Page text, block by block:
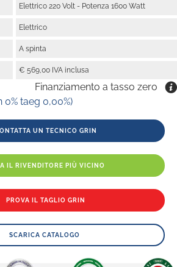
Elettrico 220 Volt - Potenza 1600 Watt
Elettrico
A spinta
€ 569,00 IVA inclusa
Finanziamento a tasso zero
0% taeg 0,00%)
UN TECNICO GRIN
IL RIVENDITORE PIÙ VICINO
PROVA IL TAGLIO GRIN
SCARICA CATALOGO